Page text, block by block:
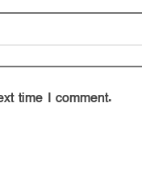
time I comment.